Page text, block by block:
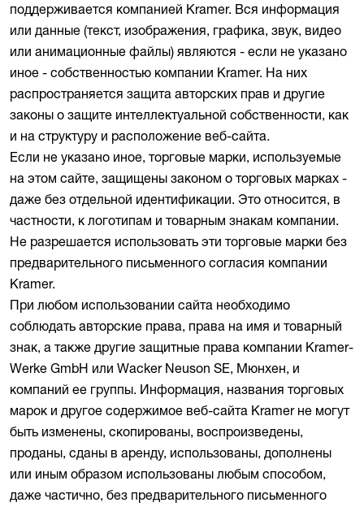
поддерживается компанией Kramer. Вся информация
или данные (текст, изображения, графика, звук, видео
или анимационные файлы) являются - если не указано
иное - собственностью компании Kramer. На них
распространяется защита авторских прав и другие
законы о защите интеллектуальной собственности, как
и на структуру и расположение веб-сайта.
Если не указано иное, торговые марки, используемые
на этом сайте, защищены законом о торговых марках -
даже без отдельной идентификации. Это относится, в
частности, к логотипам и товарным знакам компании.
Не разрешается использовать эти торговые марки без
предварительного письменного согласия компании
Kramer.
При любом использовании сайта необходимо
соблюдать авторские права, права на имя и товарный
знак, а также другие защитные права компании Kramer-
Werke GmbH или Wacker Neuson SE, Мюнхен, и
компаний ее группы. Информация, названия торговых
марок и другое содержимое веб-сайта Kramer не могут
быть изменены, скопированы, воспроизведены,
проданы, сданы в аренду, использованы, дополнены
или иным образом использованы любым способом,
даже частично, без предварительного письменного